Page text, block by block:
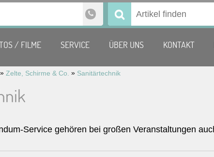
Suchen
/ FILME SERVICE ÜBER UNS KONTAKT
» Zelte, Schirme & Co. » Sanitärtechnik
Service gehören bei großen Veranstaltungen